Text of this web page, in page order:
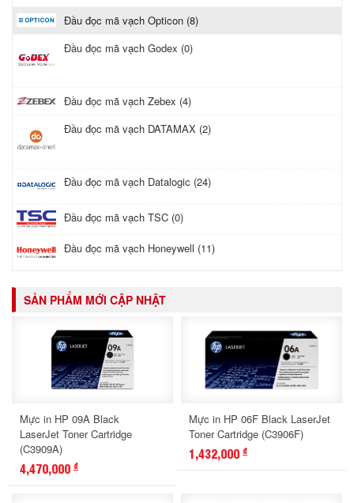
Đầu đọc mã vạch Opticon (8)
Đầu đọc mã vạch Godex (0)
Đầu đọc mã vạch Zebex (4)
Đầu đọc mã vạch DATAMAX (2)
Đầu đọc mã vạch Datalogic (24)
Đầu đọc mã vạch TSC (0)
Đầu đọc mã vạch Honeywell (11)
SẢN PHẨM MỚI CẬP NHẬT
Mực in HP 09A Black
LaserJet Toner Cartridge
(C3909A)
4,470,000 đ
Mực in HP 06F Black LaserJet
Toner Cartridge (C3906F)
1,432,000 đ